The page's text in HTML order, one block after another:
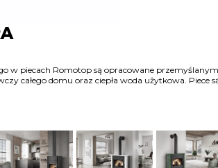
w piecach Romotop są opracowane
całego domu oraz ciepła woda użytkowa.